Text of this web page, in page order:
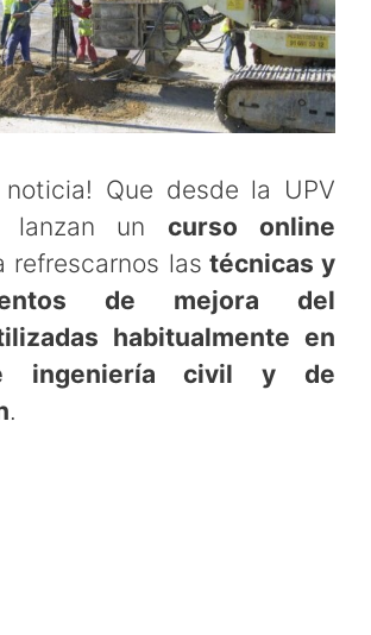
noticia! Que desde la UPV
lanzan uncurso online
refrescarnos las técnicas y
de mejora del
habitualmente en
ingeniería civil y de
.